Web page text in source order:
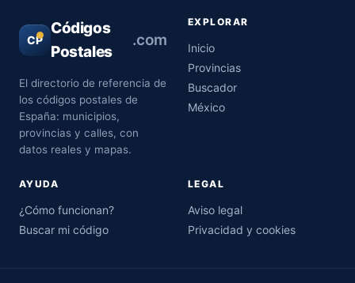
CP
Códigos
Postales
.com
El directorio de referencia de
los códigos postales de
España: municipios,
provincias y calles, con
datos reales y mapas.
EXPLORAR
Inicio
Provincias
Buscador
México
AYUDA
¿Cómo funcionan?
Buscar mi código
LEGAL
Aviso legal
Privacidad y cookies